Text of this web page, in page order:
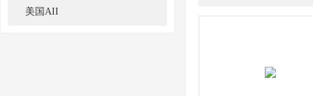
美国AII